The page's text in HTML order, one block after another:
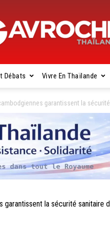
Gavroche
Thaïlande
Débats Vivre En Thaïlande
garantissent la
garantissent la sécurité sanitaire